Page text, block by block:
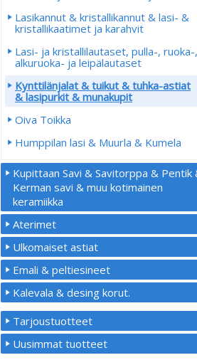
Lasikannut & kristallikannut & lasi- &
kristallikaatimet ja karahvit
Lasi- ja kristallilautaset, pulla-, ruoka-,
alkuruoka- ja leipälautaset
Kynttilänjalat & tuikut & tuhka-astiat
& lasipurkit & munakupit
Oiva Toikka
Humppilan lasi & Muurla & Kumela
Kupittaan Savi & Savitorppa & Pentik
Kerman savi & muu kotimainen
keramiikka
Aterimet
Ulkomaiset astiat
Emali & peltiesineet
Kalevala & desing korut.
Tarjoustuotteet
Uusimmat tuotteet